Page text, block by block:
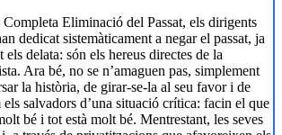
Eliminació del Passat, els dirigents
dedicat sistemàticament a negar el passat, ja
els delata: són els hereus directes de la
Ara bé, no se n’amaguen pas, simplement
la història, de girar-se-la al seu favor i de
els salvadors d’una situació crítica: facin el que
bé i tot està molt bé. Mentrestant, les seves